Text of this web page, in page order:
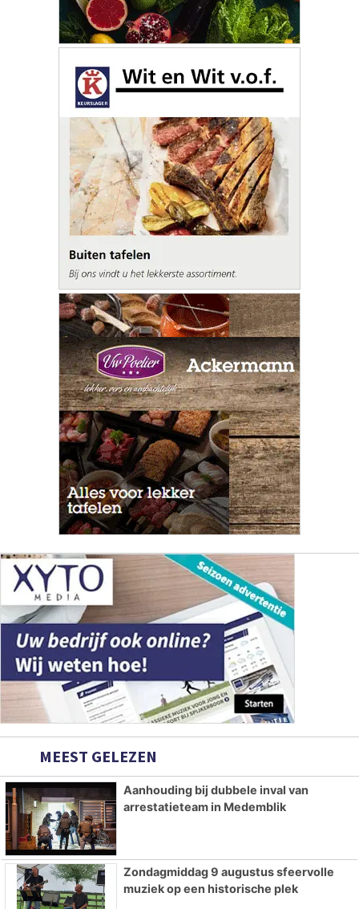
MEEST GELEZEN
Aanhouding bij dubbele inval van
arrestatieteam in Medemblik
Zondagmiddag 9 augustus sfeervolle
muziek op een historische plek